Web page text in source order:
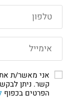
אני מאשר/ת את
קשר. ניתן
הפרטים בכפוף